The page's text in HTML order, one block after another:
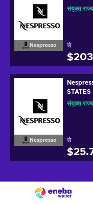
Nespresso
संयुक्त
से
Nespresso
STATES
संयुक्त
से